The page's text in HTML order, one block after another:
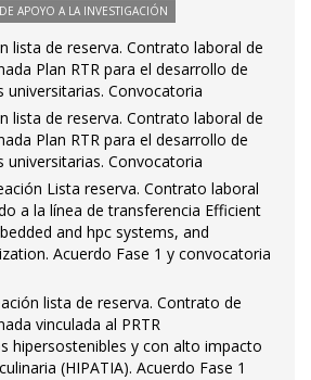
APOYO A LA INVESTIGACIÓN
lista de reserva. Contrato laboral de
Plan RTR para el desarrollo de
universitarias. Convocatoria
lista de reserva. Contrato laboral de
Plan RTR para el desarrollo de
universitarias. Convocatoria
Lista reserva. Contrato laboral
a la línea de transferencia Efficient
and hpc systems, and
Acuerdo Fase 1 y convocatoria
lista de reserva. Contrato de
vinculada al PRTR
hipersostenibles y con alto impacto
(HIPATIA). Acuerdo Fase 1